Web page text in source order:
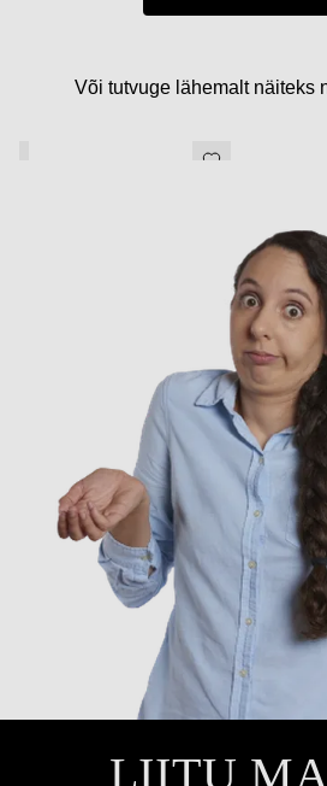
Või tutvuge lähemalt näiteks
LIITU